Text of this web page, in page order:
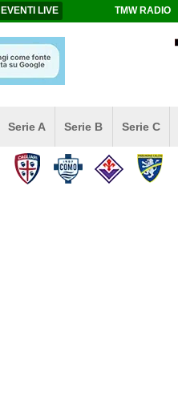
EVENTI LIVE TMW RADIO
Serie A Serie B Serie C